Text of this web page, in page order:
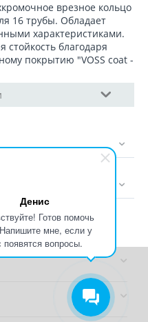
Денис
Готов помочь
мне, если у
появятся вопросы.
врезное кольцо
16 трубы. Обладает
характеристиками.
благодаря
покрытию "VOSS coat -